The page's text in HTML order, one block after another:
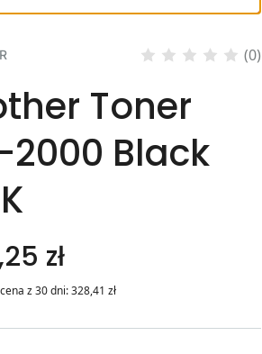
(0)
Toner
2000 Black
zł
z 30 dni:328,41 zł